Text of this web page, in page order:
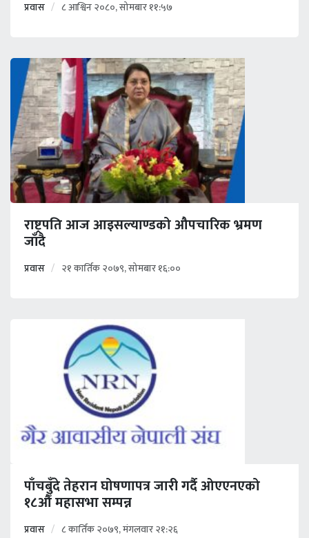
प्रवास ८ आश्विन २०८०, सोमबार ११:५७
राष्ट्रपति आज आइसल्याण्डको औपचारिक भ्रमण
जाँदै
प्रवास २१ कार्तिक २०७९, सोमबार १६:००
पाँचबुँदे तेहरान घोषणापत्र जारी गर्दै ओएएनएको
१८औँ महासभा सम्पन्न
प्रवास ८ कार्तिक २०७९, मंगलवार २१:२६